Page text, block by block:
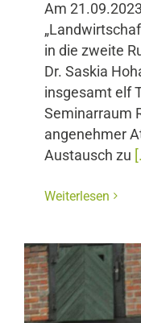
Am
in die zweite
Dr. Saskia
insgesamt elf
Seminarraum
angenehmer
Austausch zu
Weiterlesen